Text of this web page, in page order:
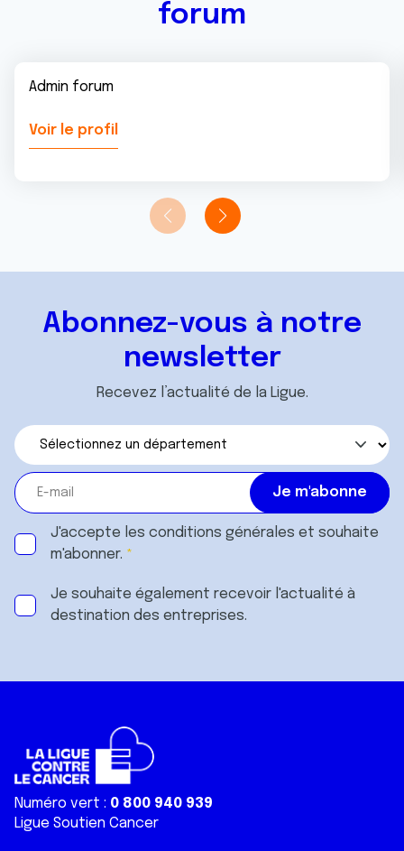
forum
Admin forum
Voir le profil
Abonnez-vous à notre
newsletter
Recevez l’actualité de la Ligue.
J'accepte les conditions générales et souhaite
m'abonner.
Je souhaite également recevoir l'actualité à
destination des entreprises.
Numéro vert : 0 800 940 939
Ligue Soutien Cancer